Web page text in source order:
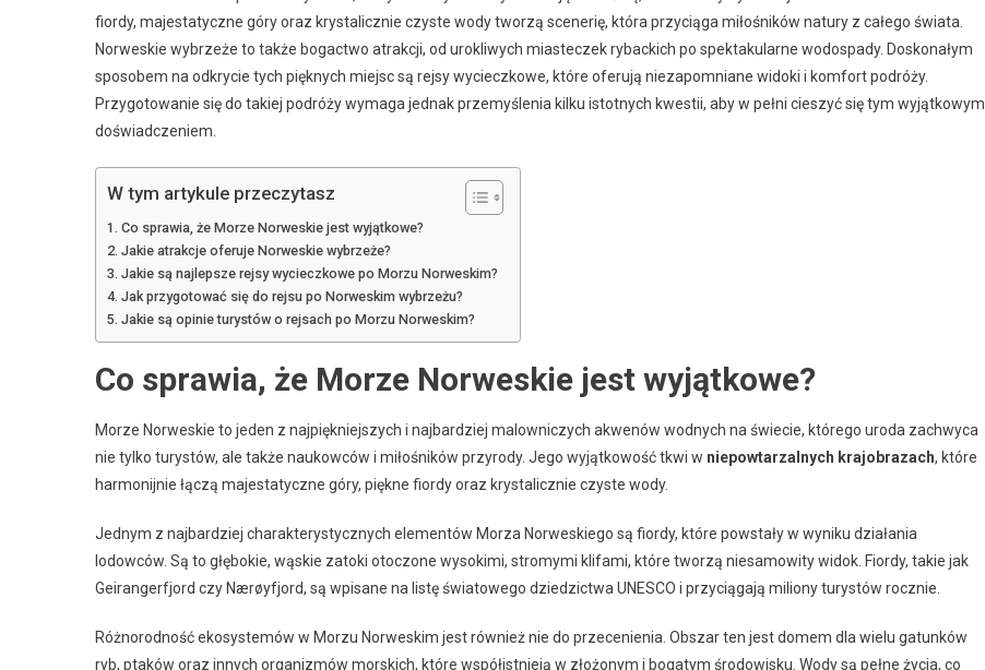
fiordy, majestatyczne góry oraz krystalicznie czyste wody tworzą scenerię, która przyciąga miłośników natury z całego świata.
Norweskie wybrzeże to także bogactwo atrakcji, od urokliwych miasteczek rybackich po spektakularne wodospady. Doskonałym
sposobem na odkrycie tych pięknych miejsc są rejsy wycieczkowe, które oferują niezapomniane widoki i komfort podróży.
Przygotowanie się do takiej podróży wymaga jednak przemyślenia kilku istotnych kwestii, aby w pełni cieszyć się tym wyjątkowym
doświadczeniem.
W tym artykule przeczytasz
Co sprawia, że Morze Norweskie jest wyjątkowe?
Jakie atrakcje oferuje Norweskie wybrzeże?
Jakie są najlepsze rejsy wycieczkowe po Morzu Norweskim?
Jak przygotować się do rejsu po Norweskim wybrzeżu?
Jakie są opinie turystów o rejsach po Morzu Norweskim?
Co sprawia, że Morze Norweskie jest wyjątkowe?
Morze Norweskie to jeden z najpiękniejszych i najbardziej malowniczych akwenów wodnych na świecie, którego uroda zachwyca
nie tylko turystów, ale także naukowców i miłośników przyrody. Jego wyjątkowość tkwi w niepowtarzalnych krajobrazach, które
harmonijnie łączą majestatyczne góry, piękne fiordy oraz krystalicznie czyste wody.
Jednym z najbardziej charakterystycznych elementów Morza Norweskiego są fiordy, które powstały w wyniku działania
lodowców. Są to głębokie, wąskie zatoki otoczone wysokimi, stromymi klifami, które tworzą niesamowity widok. Fiordy, takie jak
Geirangerfjord czy Nærøyfjord, są wpisane na listę światowego dziedzictwa UNESCO i przyciągają miliony turystów rocznie.
Różnorodność ekosystemów w Morzu Norweskim jest również nie do przecenienia. Obszar ten jest domem dla wielu gatunków
ryb, ptaków oraz innych organizmów morskich, które współistnieją w złożonym i bogatym środowisku. Wody są pełne życia, co